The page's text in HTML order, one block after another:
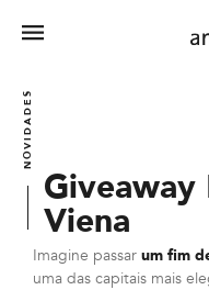
mainMenu
NOVIDADES
Giveaway
Viena
Imagine passar um fim
uma das capitais mais